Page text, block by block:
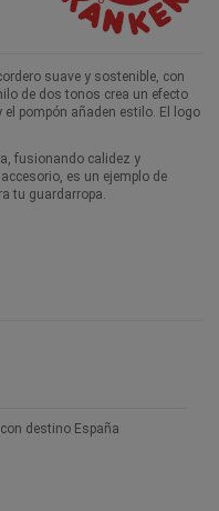
suave y sostenible, con
de dos tonos crea un efecto
el pompón añaden estilo. El logo
fusionando calidez y
es un ejemplo de
tu guardarropa.
destino España